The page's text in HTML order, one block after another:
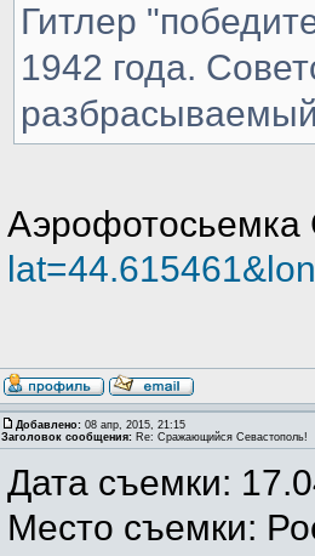
Гитлер
1942 года.
Аэрофотосьемка
Добавлено: 08 апр, 2015, 21:15
Заголовок сообщения: Re: Сражающийся Севастополь!
Дата съемки:
Место съемки: